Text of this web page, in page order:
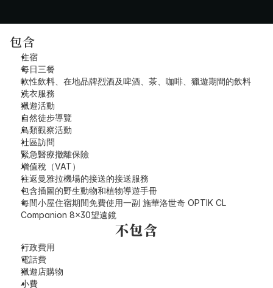
包含
住宿
每日三餐
軟性飲料、在地品牌烈酒及啤酒、茶、咖啡、獵遊期間的飲料
洗衣服務
獵遊活動
自然徒步導覽
鳥類觀察活動
社區訪問
緊急醫療撤離保險
增值稅（VAT）
往返曼雅拉機場的接送的接送服務
包含插圖的野生動物和植物導遊手冊
每間小屋住宿期間免費使用一副 施華洛世奇 OPTIK CL
Companion 8x30望遠鏡
不包含
行政費用
電話費
獵遊店購物
小費